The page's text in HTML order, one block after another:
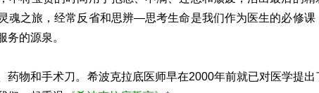
魂之旅，经常反省和思辨—思考生命是我们作为医生的必修课
务的源泉。
药物和手术刀。希波克拉底医师早在2000年前就已对医学提出